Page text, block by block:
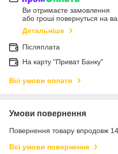
Ви отримаєте замовлення
або гроші повернуться на
Детальніше
Післяплата
На карту "Приват Банку"
Всі умови оплати
Умови повернення
Повернення товару впродовж
Всі умови повернення